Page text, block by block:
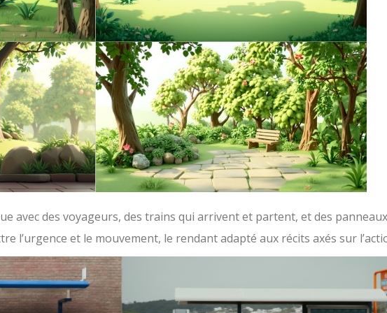
avec des voyageurs, des trains qui arrivent et partent, et des panneaux
l’urgence et le mouvement, le rendant adapté aux récits axés sur